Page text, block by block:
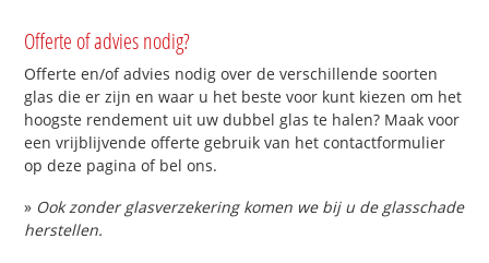
Offerte of advies nodig?
Offerte en/of advies nodig over de verschillende soorten
glas die er zijn en waar u het beste voor kunt kiezen om het
hoogste rendement uit uw dubbel glas te halen? Maak voor
een vrijblijvende offerte gebruik van het contactformulier
op deze pagina of bel ons.
» Ook zonder glasverzekering komen we bij u de glasschade
herstellen.